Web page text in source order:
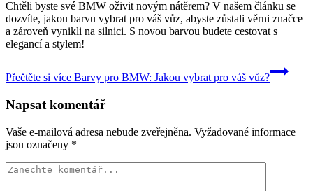
Chtěli byste své BMW oživit novým nátěrem? V našem článku se
dozvíte, jakou barvu vybrat pro váš vůz, abyste zůstali věrni značce
a zároveň vynikli na silnici. S novou barvou budete cestovat s
elegancí a stylem!
Přečtěte si více Barvy pro BMW: Jakou vybrat pro váš vůz?
Napsat komentář
Vaše e-mailová adresa nebude zveřejněna. Vyžadované informace
jsou označeny *